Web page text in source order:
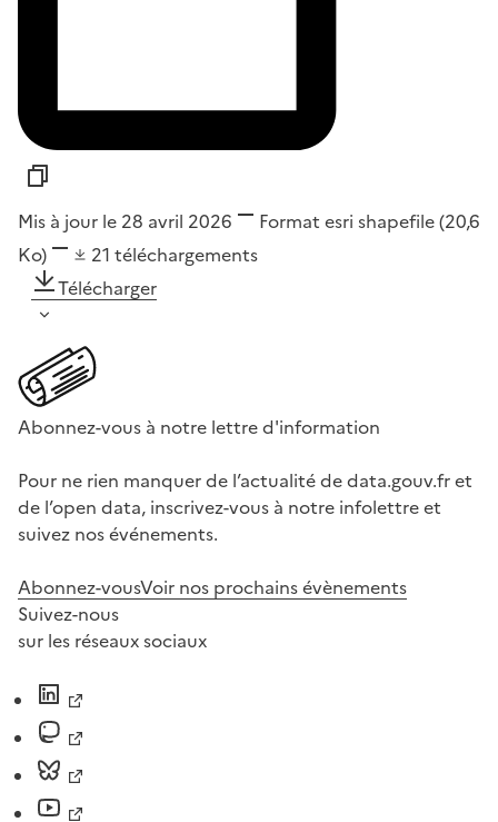
Mis à jour le 28 avril 2026 Format esri shapefile(20,6
Ko)
21 téléchargements
Télécharger
Abonnez-vous à notre lettre d'information
Pour ne rien manquer de l’actualité de data.gouv.fr et
de l’open data, inscrivez-vous à notre infolettre et
suivez nos événements.
Abonnez-vousVoir nos prochains évènements
Suivez-nous
sur les réseaux sociaux